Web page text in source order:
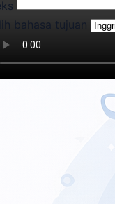
bahasa tujuan
Kamus Bahasa
Gunakan tautan dan